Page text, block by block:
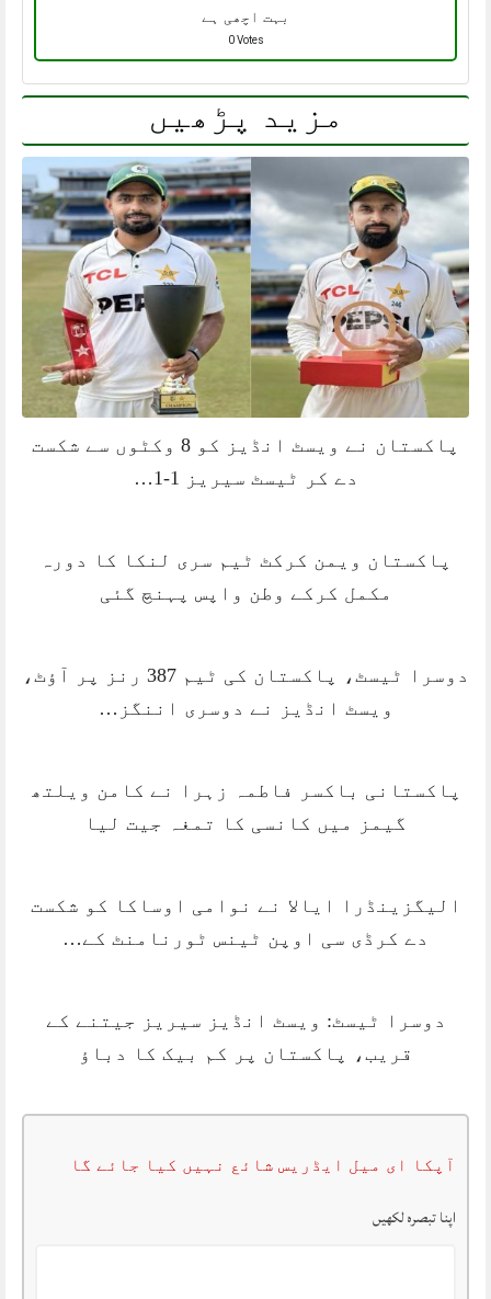
بہت اچھی ہے
0 Votes
مزید پڑھیں
پاکستان نے ویسٹ انڈیز کو 8 وکٹوں سے شکست
دے کر ٹیسٹ سیریز 1-1…
پاکستان ویمن کرکٹ ٹیم سری لنکا کا دورہ
مکمل کرکے وطن واپس پہنچ گئی
دوسرا ٹیسٹ، پاکستان کی ٹیم 387 رنز پر آؤٹ،
ویسٹ انڈیز نے دوسری اننگز…
پاکستانی باکسر فاطمہ زہرا نے کامن ویلتھ
گیمز میں کانسی کا تمغہ جیت لیا
الیگزینڈرا ایالا نے نوامی اوساکا کو شکست
دے کرڈی سی اوپن ٹینس ٹورنامنٹ کے…
دوسرا ٹیسٹ: ویسٹ انڈیز سیریز جیتنے کے
قریب، پاکستان پر کم بیک کا دباؤ
آپکا ای میل ایڈریس شائع نہیں کیا جائے گا
اپنا تبصرہ لکھیں